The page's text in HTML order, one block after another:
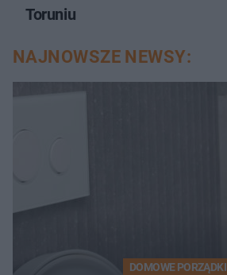
Toruniu
NAJNOWSZE NEWSY:
DOMOWE PORZĄDKI